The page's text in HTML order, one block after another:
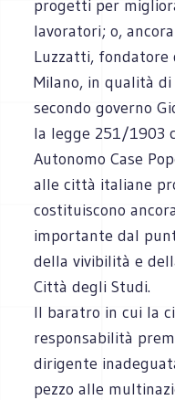
progetti per
lavoratori; o,
Luzzatti, fondatore
Milano, in qualità
secondo governo
la legge 251/1903
Autonomo Case
alle città italiane
costituiscono
importante dal
della vivibilità e
Città degli Studi.
Il baratro in cui la
responsabilità
dirigente
pezzo alle